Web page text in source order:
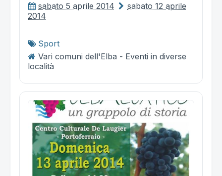
sabato 5 aprile 2014
sabato 12 aprile
2014
Sport
Vari comuni dell'Elba - Eventi in diverse
località